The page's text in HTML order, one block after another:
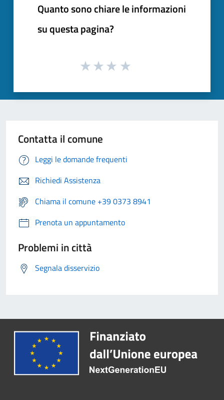
Quanto sono chiare le informazioni
su questa pagina?
Contatta il comune
Leggi le domande frequenti
Richiedi Assistenza
Chiama il comune +39 0373 8941
Prenota un appuntamento
Problemi in città
Segnala disservizio